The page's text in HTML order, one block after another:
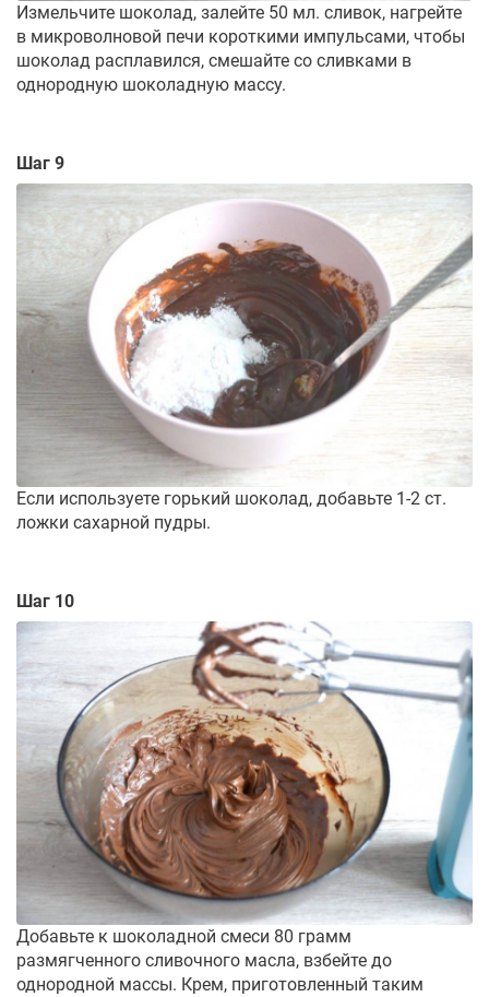
Измельчите шоколад, залейте 50 мл. сливок, нагрейте
в микроволновой печи короткими импульсами, чтобы
шоколад расплавился, смешайте со сливками в
однородную шоколадную массу.
Шаг 9
Если используете горький шоколад, добавьте 1-2 ст.
ложки сахарной пудры.
Шаг 10
Добавьте к шоколадной смеси 80 грамм
размягченного сливочного масла, взбейте до
однородной массы. Крем, приготовленный таким